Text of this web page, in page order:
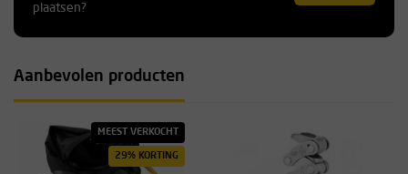
plaatsen?
Aanbevolen producten
MEEST VERKOCHT
29% KORTING